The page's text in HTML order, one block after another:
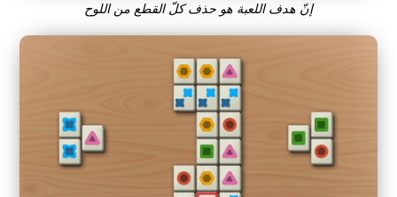
إنّ هدف اللعبة هو حذف كلّ القطع من اللوح